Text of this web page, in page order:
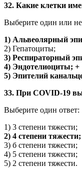
32. Какие клетки
Выберите один или
1) Альвеолярный
2) Гепатоциты;
3) Респираторный
4) Эндотелиоциты; +
5) Эпителий
33. При COVID-19
Выберите один ответ:
1) 3 степени тяжести;
2) 4 степени
3) б степени тяжести;
4) 5 степени тяжести;
5) 2 степени тяжести.